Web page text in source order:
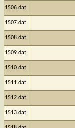
1506.dat
1507.dat
1508.dat
1509.dat
1510.dat
1511.dat
1512.dat
1513.dat